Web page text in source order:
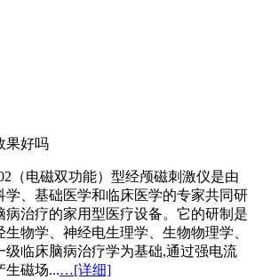
电磁双功能）型经颅磁刺激仪是由
学、基础医学和临床医学的专家共同研
病治疗的家用型医疗设备。它的研制是
生物学、神经电生理学、生物物理学、
级临床脑病治疗学为基础,通过强电流
生磁场...…[详细]